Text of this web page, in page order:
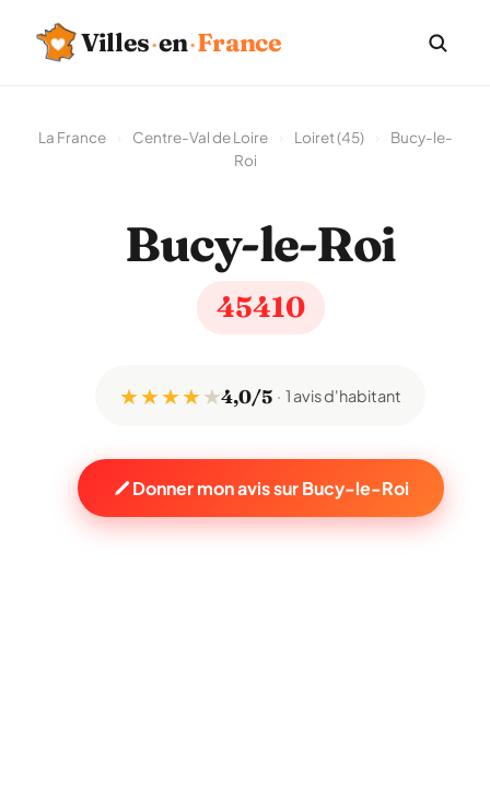
Villes·en·France
La France Centre-Val de Loire Loiret (45)
Bucy-le-
Roi
Bucy-le-Roi
45410
★ ★ ★ ★★4,0/5 1 avis d'habitant
Donner mon avis sur Bucy-le-Roi